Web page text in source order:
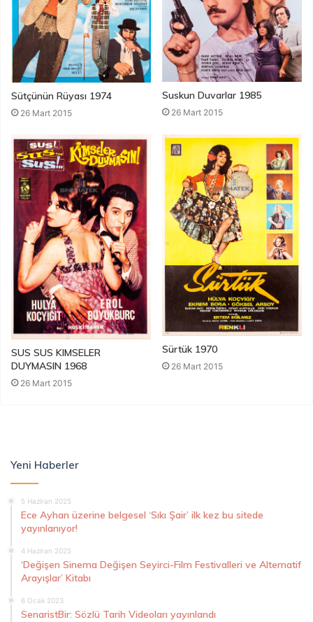
Sütçünün Rüyası 1974
26 Mart 2015
Suskun Duvarlar 1985
26 Mart 2015
SUS SUS KIMSELER
DUYMASIN 1968
26 Mart 2015
Sürtük 1970
26 Mart 2015
Yeni Haberler
5 Haziran 2025
Ece Ayhan üzerine belgesel ‘Sıkı Şair’ ilk kez bu sitede
yayınlanıyor!
4 Haziran 2025
‘Değişen Sinema Değişen Seyirci-Film Festivalleri ve Alternatif
Arayışlar’ Kitabı
6 Ocak 2023
SenaristBir: Sözlü Tarih Videoları yayınlandı